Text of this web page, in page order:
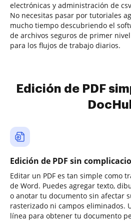
electrónicas y administración de
No necesitas pasar por tutoriales
mucho tiempo descubriendo el
de archivos seguros de primer
para los flujos de trabajo diarios.
Edición de PDF
Edición de PDF sin
Editar un PDF es tan simple como
de Word. Puedes agregar texto,
o anotar tu documento sin afectar
rasterizado ni campos eliminados.
línea para obtener tu documento